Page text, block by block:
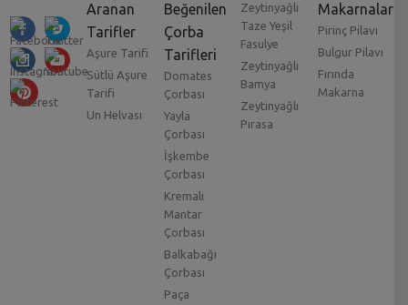
Aranan
Tarifler
Aşure Tarifi
Sütlü Aşure
Tarifi
Un Helvası
Beğenilen
Çorba
Tarifleri
Domates
Çorbası
Yayla
Çorbası
İşkembe
Çorbası
Kremalı
Mantar
Çorbası
Balkabağı
Çorbası
Paça
Zeytinyağlı
Taze Yeşil
Fasulye
Zeytinyağlı
Bamya
Zeytinyağlı
Pırasa
Makarnalar
Pirinç Pilavı
Bulgur Pilavı
Fırında
Makarna